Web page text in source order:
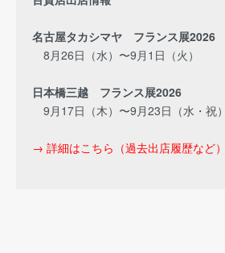
名古屋タカシマヤ フランス展2026
8月26日（水）〜9月1日（火）
日本橋三越 フランス展2026
9月17日（木）〜9月23日（水・祝）
→ 詳細はこちら（過去出店履歴など）